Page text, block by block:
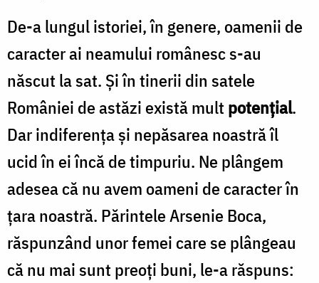
De-a lungul istoriei, în genere, oamenii de
caracter ai neamului românesc s-au
născut la sat. Și în tinerii din satele
României de astăzi există mult potențial.
Dar indiferența și nepăsarea noastră îl
ucid în ei încă de timpuriu. Ne plângem
adesea că nu avem oameni de caracter în
țara noastră. Părintele Arsenie Boca,
răspunzând unor femei care se plângeau
că nu mai sunt preoți buni, le-a răspuns: